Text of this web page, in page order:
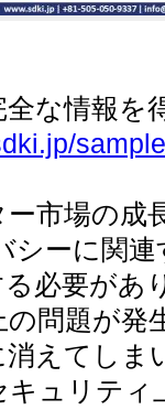
全な情報を
市場の成
シーに関
必要があ
問題が発
えてしま
キュリティ